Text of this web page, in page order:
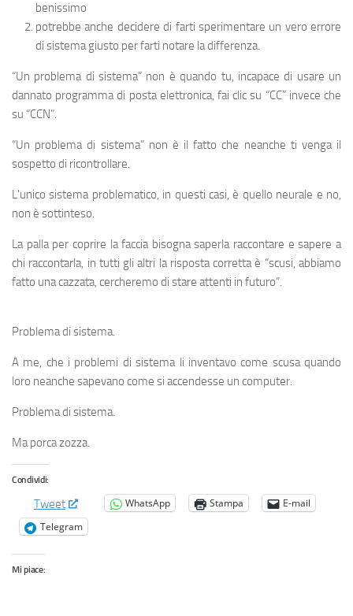
benissimo
potrebbe anche decidere di farti sperimentare un vero errore
di sistema giusto per farti notare la differenza.
“Un problema di sistema” non è quando tu, incapace di usare un
dannato programma di posta elettronica, fai clic su “CC” invece che
su “CCN”.
“Un problema di sistema” non è il fatto che neanche ti venga il
sospetto di ricontrollare.
L'unico sistema problematico, in questi casi, è quello neurale e no,
non è sottinteso.
La palla per coprire la faccia bisogna saperla raccontare e sapere a
chi raccontarla, in tutti gli altri la risposta corretta è “scusi, abbiamo
fatto una cazzata, cercheremo di stare attenti in futuro”.
Problema di sistema.
A me, che i problemi di sistema li inventavo come scusa quando
loro neanche sapevano come si accendesse un computer.
Problema di sistema.
Ma porca zozza.
Condividi:
Tweet WhatsApp Stampa
E-mail
Telegram
Mi piace: